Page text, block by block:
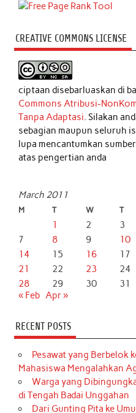
CREATIVE COMMONS LICENSE
ciptaan disebarluaskan di
Commons Atribusi-
Tanpa Adaptasi. Silakan
sebagian maupun seluruh
lupa mencantumkan
atas pengertian anda
March 2011
M T W T
1 2 3
7
8 9 10
14
15 16 17
21
22 23 24
28
29 30
31
« Feb Apr »
RECENT POSTS
Pesawat yang Berbelok
Mahasiswa Mengalahkan
Warga yang
di Tengah Badai Unggahan
Dari Gunting Pita ke